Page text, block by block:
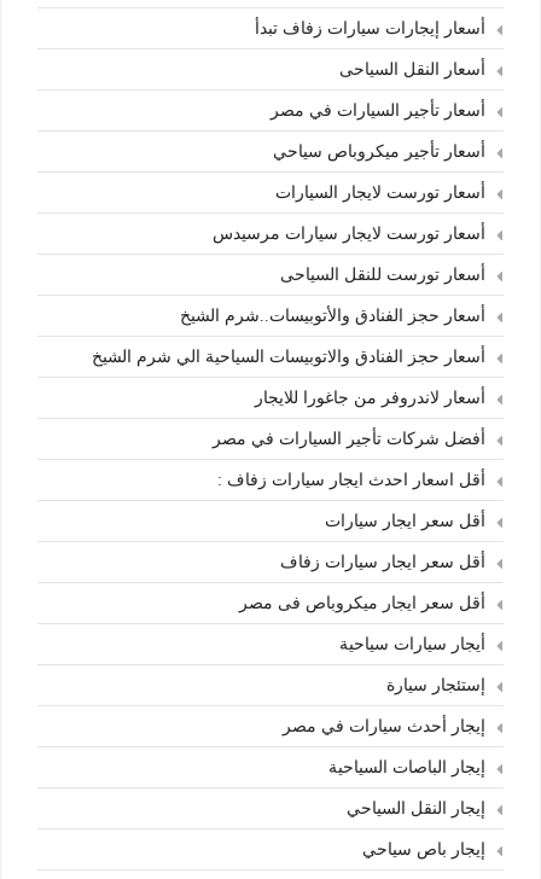
أسعار إيجارات سيارات زفاف تبدأ
أسعار النقل السياحى
أسعار تأجير السيارات في مصر
أسعار تأجير ميكروباص سياحي
أسعار تورست لايجار السيارات
أسعار تورست لايجار سيارات مرسيدس
أسعار تورست للنقل السياحى
أسعار حجز الفنادق والأتوبيسات..شرم الشيخ
أسعار حجز الفنادق والاتوبيسات السياحية الي شرم الشيخ
أسعار لاندروفر من جاغورا للايجار
أفضل شركات تأجير السيارات في مصر
أقل اسعار احدث ايجار سيارات زفاف :
أقل سعر ايجار سيارات
أقل سعر ايجار سيارات زفاف
أقل سعر ايجار ميكروباص فى مصر
أيجار سيارات سياحية
إستئجار سيارة
إيجار أحدث سيارات في مصر
إيجار الباصات السياحية
إيجار النقل السياحي
إيجار باص سياحي